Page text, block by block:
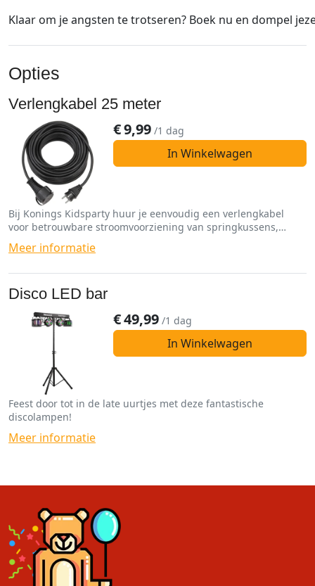
Klaar om jeangsten tetrotseren? Boek nu en dompel
Opties
Verlengkabel 25 meter
€9,99 /1 dag
In Winkelwagen
Bij Konings Kidsparty huur je eenvoudig een verlengkabel
voor betrouwbare stroomvoorziening van springkussens,
spellen en funfoodmachines.
Meer informatie
Disco LED bar
€49,99 /1 dag
In Winkelwagen
Feest door tot in de late uurtjes met deze fantastische
discolampen!
Meer informatie